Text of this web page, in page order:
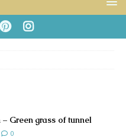
Green grass of tunnel
0